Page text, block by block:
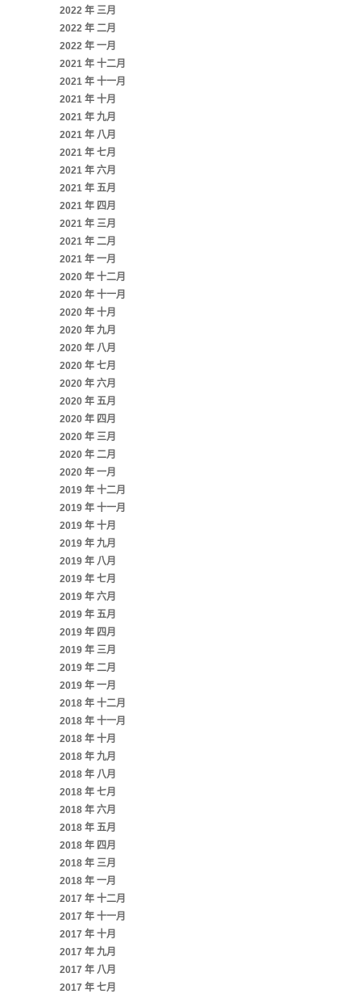
2022 年 三月
2022 年 二月
2022 年 一月
2021 年 十二月
2021 年 十一月
2021 年 十月
2021 年 九月
2021 年 八月
2021 年 七月
2021 年 六月
2021 年 五月
2021 年 四月
2021 年 三月
2021 年 二月
2021 年 一月
2020 年 十二月
2020 年 十一月
2020 年 十月
2020 年 九月
2020 年 八月
2020 年 七月
2020 年 六月
2020 年 五月
2020 年 四月
2020 年 三月
2020 年 二月
2020 年 一月
2019 年 十二月
2019 年 十一月
2019 年 十月
2019 年 九月
2019 年 八月
2019 年 七月
2019 年 六月
2019 年 五月
2019 年 四月
2019 年 三月
2019 年 二月
2019 年 一月
2018 年 十二月
2018 年 十一月
2018 年 十月
2018 年 九月
2018 年 八月
2018 年 七月
2018 年 六月
2018 年 五月
2018 年 四月
2018 年 三月
2018 年 一月
2017 年 十二月
2017 年 十一月
2017 年 十月
2017 年 九月
2017 年 八月
2017 年 七月